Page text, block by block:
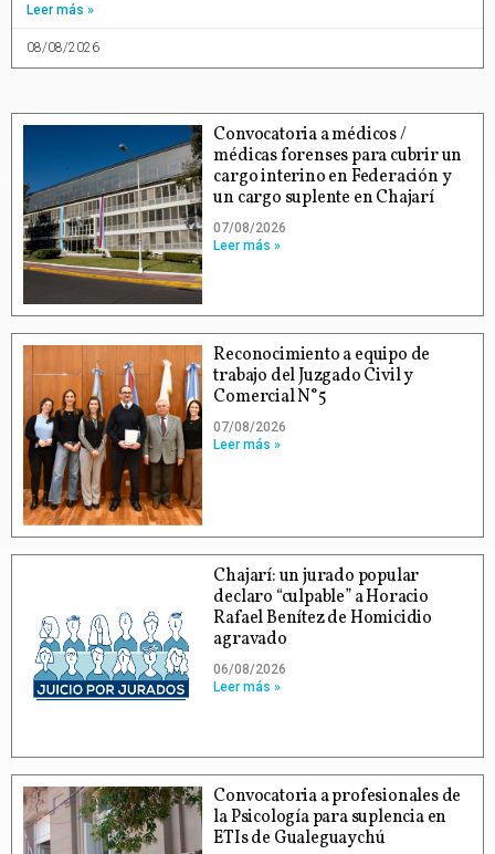
Leer más »
08/08/2026
Convocatoria a médicos /
médicas forenses para cubrir un
cargo interino en Federación y
un cargo suplente en Chajarí
07/08/2026
Leer más »
Reconocimiento a equipo de
trabajo del Juzgado Civil y
Comercial N°5
07/08/2026
Leer más »
Chajarí: un jurado popular
declaro “culpable” a Horacio
Rafael Benítez de Homicidio
agravado
06/08/2026
Leer más »
Convocatoria a profesionales de
la Psicología para suplencia en
ETIs de Gualeguaychú